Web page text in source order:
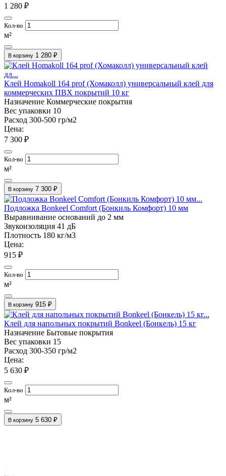
1 280 ₽
Кол-во
м²
В корзину 1 280 ₽
Клей Homakoll 164 prof (Хомаколл) универсальный клей для
коммерческих ПВХ покрытий 10 кг
Назначение Коммерческие покрытия
Вес упаковки 10
Расход 300-500 гр/м2
Цена:
7 300 ₽
Кол-во
м²
В корзину 7 300 ₽
Подложка Bonkeel Comfort (Бонкиль Комфорт) 10 мм
Выравнивание оснований до 2 мм
Звукоизоляция 41 дБ
Плотность 180 кг/м3
Цена:
915 ₽
Кол-во
м²
В корзину 915 ₽
Клей для напольных покрытий Bonkeel (Бонкель) 15 кг
Назначение Бытовые покрытия
Вес упаковки 15
Расход 300-350 гр/м2
Цена:
5 630 ₽
Кол-во
м²
В корзину 5 630 ₽